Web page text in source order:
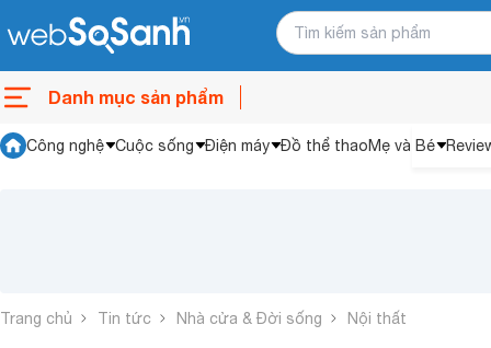
Danh mục sản phẩm
Công nghệ Cuộc sống Điện máy Đồ thể thaoMẹ và Bé
Trang chủ Tin tức Nhà cửa & Đời sống Nội thất